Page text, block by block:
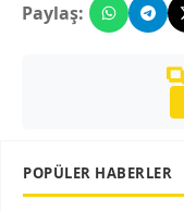
Paylaş:
POPÜLER HABERLER